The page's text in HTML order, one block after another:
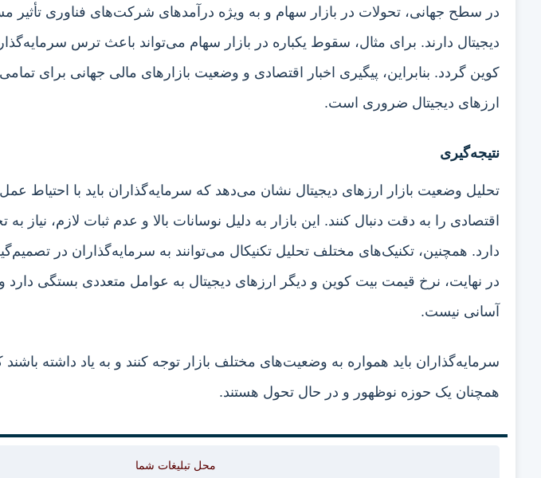
در سطح جهانی، تحولات در بازار سهام و به ویژه درآمدهای شرکت‌های فناوری تأثیر
دیجیتال دارند. برای مثال، سقوط یکباره در بازار سهام می‌تواند باعث ترس
کوین گردد. بنابراین، پیگیری اخبار اقتصادی و وضعیت بازارهای مالی جهانی برای
ارزهای دیجیتال ضروری است.
نتیجه‌گیری
تحلیل وضعیت بازار ارزهای دیجیتال نشان می‌دهد که سرمایه‌گذاران باید با احتیاط عمل
اقتصادی را به دقت دنبال کنند. این بازار به دلیل نوسانات بالا و عدم ثبات لازم، نیاز
دارد. همچنین، تکنیک‌های مختلف تحلیل تکنیکال می‌توانند به سرمایه‌گذاران در
در نهایت، نرخ قیمت بیت کوین و دیگر ارزهای دیجیتال به عوامل متعددی بستگی دارد
آسانی نیست.
سرمایه‌گذاران باید همواره به وضعیت‌های مختلف بازار توجه کنند و به یاد داشته باشند
همچنان یک حوزه نوظهور و در حال تحول هستند.
محل تبلیغات شما